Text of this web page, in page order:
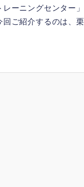
ーニングセンター
ご紹介するのは、